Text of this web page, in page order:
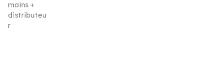
mains +
distributeu
r